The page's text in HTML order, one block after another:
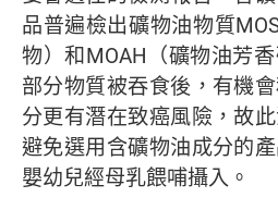
品普遍檢出礦物油物質
物）和MOAH（礦物油芳
部分物質被吞食後，有機
分更有潛在致癌風險，故
避免選用含礦物油成分的
嬰幼兒經母乳餵哺攝入。